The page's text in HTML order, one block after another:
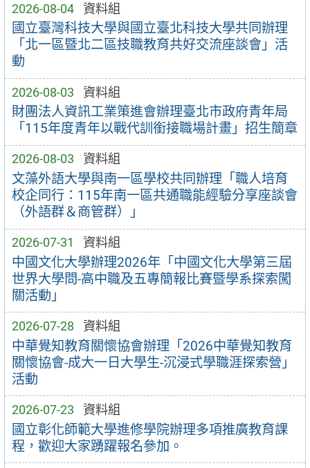
2026-08-04 資料組
國立臺灣科技大學與國立臺北科技大學共同辦理
「北一區暨北二區技職教育共好交流座談會」活
動
2026-08-03 資料組
財團法人資訊工業策進會辦理臺北市政府青年局
「115年度青年以戰代訓銜接職場計畫」招生簡章
2026-08-03 資料組
文藻外語大學與南一區學校共同辦理「職人培育
校企同行：115年南一區共通職能經驗分享座談會
（外語群＆商管群）」
2026-07-31 資料組
中國文化大學辦理2026年「中國文化大學第三屆
世界大學問-高中職及五專簡報比賽暨學系探索闖
關活動」
2026-07-28 資料組
中華覺知教育關懷協會辦理「2026中華覺知教育
關懷協會-成大一日大學生-沉浸式學職涯探索營」
活動
2026-07-23 資料組
國立彰化師範大學進修學院辦理多項推廣教育課
程，歡迎大家踴躍報名參加。